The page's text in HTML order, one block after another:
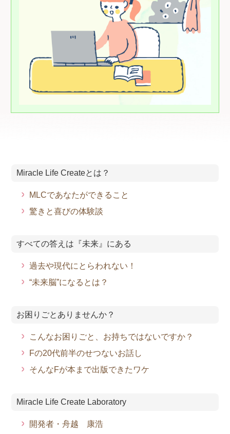
Miracle Life Createとは？
MLCであなたができること
驚きと喜びの体験談
すべての答えは『未来』にある
過去や現代にとらわれない！
“未来脳”になるとは？
お困りごとありませんか？
こんなお困りごと、お持ちではないですか？
Fの20代前半のせつないお話し
そんなFが本まで出版できたワケ
Miracle Life Create Laboratory
開発者・舟越 康浩